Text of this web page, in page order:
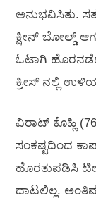
ಅನುಭವಿಸಿತು.
ಕ್ಷೀನ್‌ ಬೋಲ್ಡ್‌
ಓಟಾಗಿ
ಕ್ರೀಸ್‌ ನಲ್ಲಿ
ವಿರಾಟ್‌ ಕೊಹ್ಲಿ
ಸಂಕಷ್ಟದಿಂದ
ಹೊರತುಪಡಿಸಿ
ದಾಟಲಿಲ್ಲ.